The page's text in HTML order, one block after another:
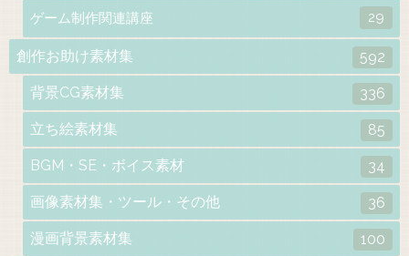
ゲーム制作関連講座 29
創作お助け素材集 592
背景CG素材集 336
立ち絵素材集 85
BGM・SE・ボイス素材 34
画像素材集・ツール・その他 36
漫画背景素材集 100